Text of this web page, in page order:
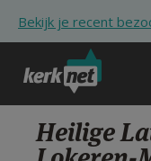
Bekijk je recent
Heilige